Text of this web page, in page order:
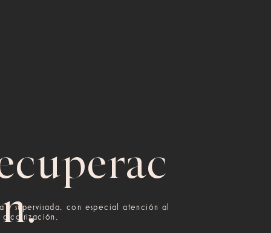
y supervisada, con especial atención al
cicatrización.